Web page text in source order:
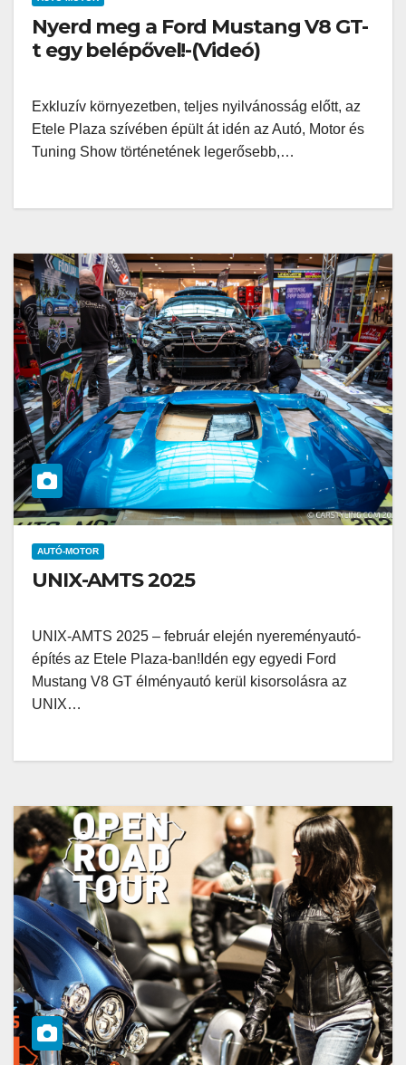
Nyerd meg a Ford Mustang V8 GT-
t egy belépővel!-(Videó)
Exkluzív környezetben, teljes nyilvánosság előtt, az
Etele Plaza szívében épült át idén az Autó, Motor és
Tuning Show történetének legerősebb,…
AUTÓ-MOTOR
UNIX-AMTS 2025
UNIX-AMTS 2025 – február elején nyereményautó-
építés az Etele Plaza-ban!Idén egy egyedi Ford
Mustang V8 GT élményautó kerül kisorsolásra az
UNIX…